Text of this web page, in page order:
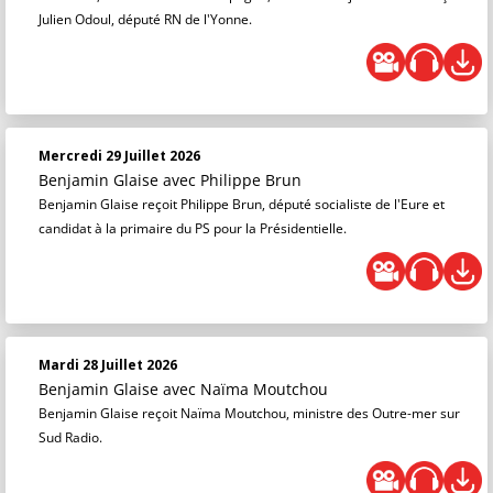
Julien Odoul, député RN de l'Yonne.
Mercredi 29 Juillet 2026
Benjamin Glaise avec Philippe Brun
Benjamin Glaise reçoit Philippe Brun, député socialiste de l'Eure et
candidat à la primaire du PS pour la Présidentielle.
Mardi 28 Juillet 2026
Benjamin Glaise avec Naïma Moutchou
Benjamin Glaise reçoit Naïma Moutchou, ministre des Outre-mer sur
Sud Radio.